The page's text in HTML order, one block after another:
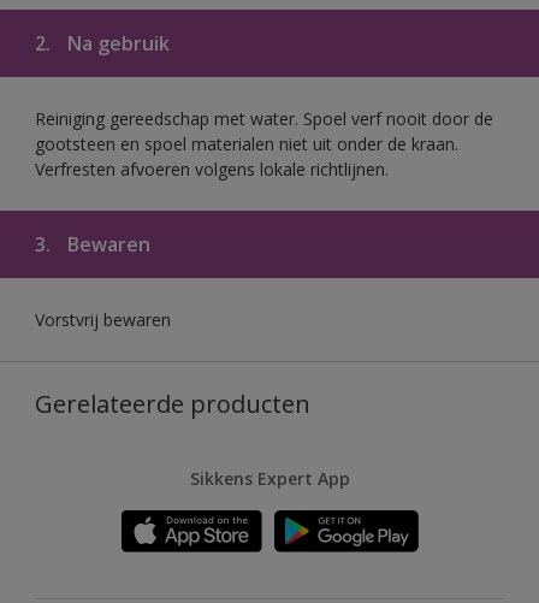
2. Na gebruik
Reiniging gereedschap met water. Spoel verf nooit door de
gootsteen en spoel materialen niet uit onder de kraan.
Verfresten afvoeren volgens lokale richtlijnen.
3. Bewaren
Vorstvrij bewaren
Gerelateerde producten
Sikkens Expert App